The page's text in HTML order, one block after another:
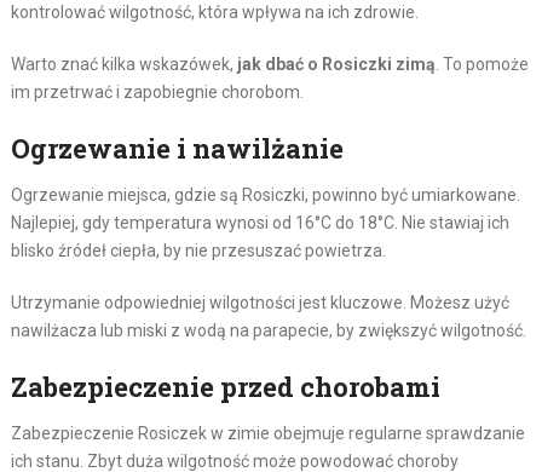
kontrolować wilgotność, która wpływa na ich zdrowie.
Warto znać kilka wskazówek, jak dbać o Rosiczki zimą . To pomoże
im przetrwać i zapobiegnie chorobom.
Ogrzewanie i nawilżanie
Ogrzewanie miejsca, gdzie są Rosiczki, powinno być umiarkowane.
Najlepiej, gdy temperatura wynosi od 16°C do 18°C. Nie stawiaj ich
blisko źródeł ciepła, by nie przesuszać powietrza.
Utrzymanie odpowiedniej wilgotności jest kluczowe. Możesz użyć
nawilżacza lub miski z wodą na parapecie, by zwiększyć wilgotność.
Zabezpieczenie przed chorobami
Zabezpieczenie Rosiczek w zimie obejmuje regularne sprawdzanie
ich stanu. Zbyt duża wilgotność może powodować choroby